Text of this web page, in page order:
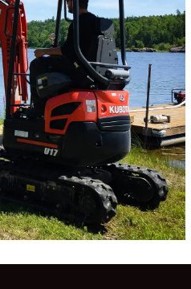
votre structure à long